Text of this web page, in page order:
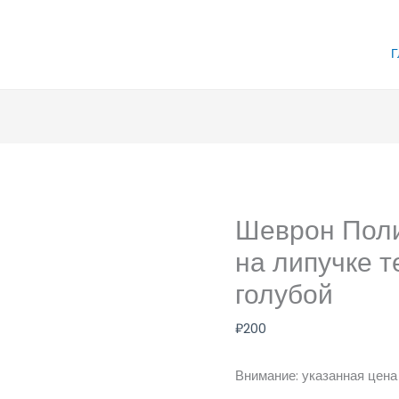
Шеврон
на липучке
голубой
₽200
Внимание: указанная